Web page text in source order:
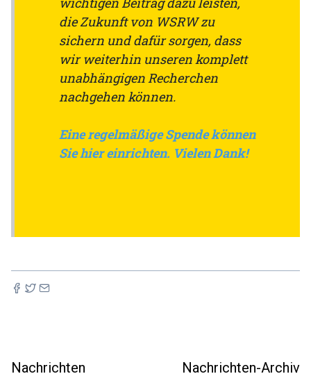
die Zukunft von WSRW zu
sichern und dafür sorgen, dass
wir weiterhin unseren komplett
unabhängigen Recherchen
nachgehen können.
Eine regelmäßige Spende können
Sie hier einrichten. Vielen Dank!
Nachrichten Nachrichten-Archiv